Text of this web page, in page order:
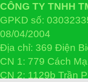
CÔNG TY TNHH
GPKD số:
08/04/2004
Địa chỉ: 369 Điện
CN 1: 779 Cách
CN 2: 1129b Trần